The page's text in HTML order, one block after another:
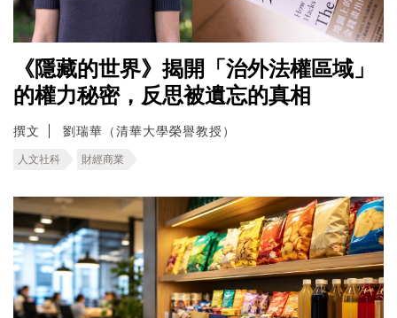
《隱藏的世界》揭開「治外法權區域」
的權力秘密，反思被遺忘的真相
撰文 劉瑞華（清華大學榮譽教授）
人文社科 財經商業